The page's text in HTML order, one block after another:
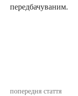
передбачуваним.
попередня стаття